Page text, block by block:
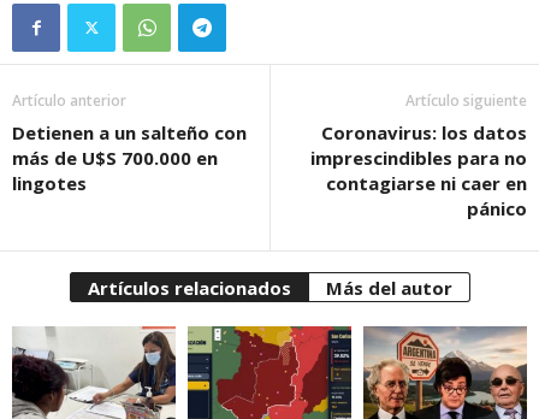
Artículo anterior
Detienen a un salteño con
más de U$S 700.000 en
lingotes
Artículo siguiente
Coronavirus: los datos
imprescindibles para no
contagiarse ni caer en
pánico
Artículos relacionados Más del autor